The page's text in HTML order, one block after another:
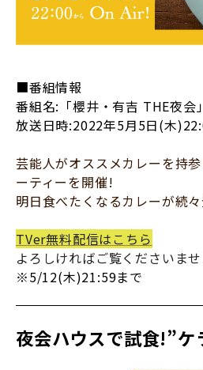
■番組情報
番組名:「櫻井・有吉 THE夜会」
放送日時:2022年5月5日(木
芸能人がオススメカレーを持
ーティーを開催!
明日食べたくなるカレーが続
TVer無料配信はこちら
よろしければご覧くださいま
※5/12(木)21:59まで
夜会ハウスで試食!”ケ